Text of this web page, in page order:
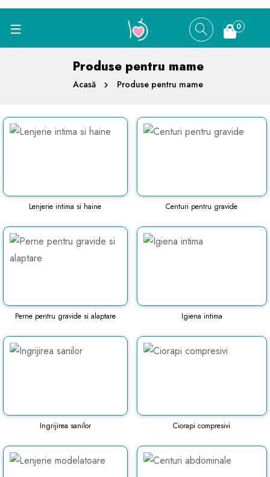
0
Produse pentru mame
Acasă Produse pentru mame
Lenjerie intima si haine Centuri pentru gravide
Perne pentru gravide si alaptare Igiena intima
Ingrijirea sanilor Ciorapi compresivi